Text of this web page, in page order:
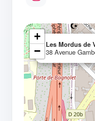
Les Mordus de
38 Avenue
+
−